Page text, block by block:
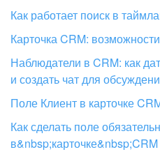
Как работает поиск в
Карточка CRM:
Наблюдатели в CRM: как
и создать чат для
Поле Клиент в карточке
Как сделать поле
в&nbsp;карточке&nbsp;CRM